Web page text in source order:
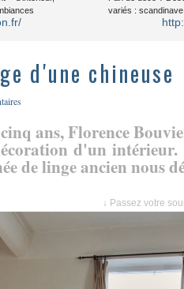
variés :
d'une chineuse
ans, Florence
d'un intérieur.
de linge ancien nous
↓ Passez votre